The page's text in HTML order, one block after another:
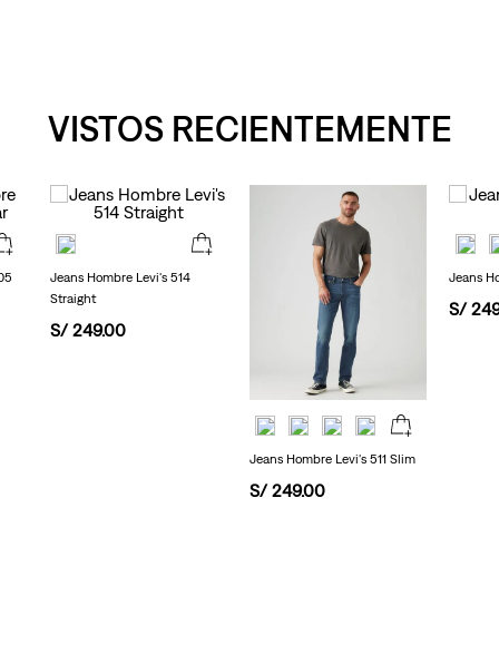
VISTOS RECIENTEMENTE
Jeans Hombre Levi's 514
Straight
S/ 249.00
Jeans Hombre Levi's 511 Slim
S/ 249.00
Jeans
S/